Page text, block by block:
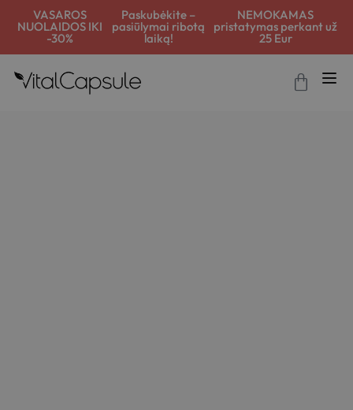
VASAROS
NUOLAIDOS IKI
-30%
Paskubėkite –
pasiūlymai ribotą
laiką!
NEMOKAMAS
pristatymas perkant už
25 Eur